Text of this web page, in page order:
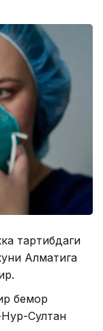
тартибдаги
Алматига
бемор
Султан